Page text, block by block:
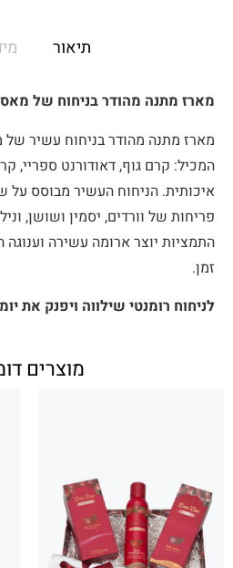
תיאור
מארז מתנה מהודר בניחוח של
מארז מתנה מהודר בניחוח עשיר של
המכיל: קרם גוף, דאודורנט ספריי,
איכותית. הניחוח העשיר מבוסס על
פריחות של וורדים, יסמין ושושן,
התמציות יוצר ארומה עשירה
זמן.
לניחוח רומנטי שילווה ויפנק את
מוצרים